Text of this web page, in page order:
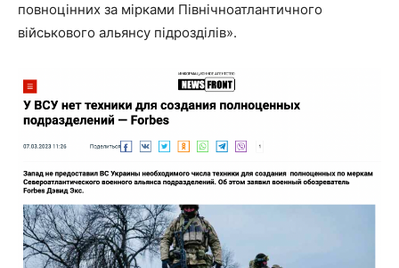
повноцінних за мірками Північноатлантичного
військового альянсу підрозділів».